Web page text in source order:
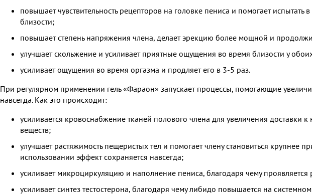
повышает чувствительность рецепторов на головке пениса и помогает испытать
близости;
повышает степень напряжения члена, делает эрекцию более мощной и
улучшает скольжение и усиливает приятные ощущения во время близости у
усиливает ощущения во время оргазма и продляет его в 3-5 раз.
При регулярном применении гель «Фараон» запускает процессы, помогающие
навсегда. Как это происходит:
усиливается кровоснабжение тканей полового члена для увеличения доставки
веществ;
улучшает растяжимость пещеристых тел и помогает члену становиться крупнее
использовании эффект сохраняется навсегда;
усиливает микроциркуляцию и наполнение пениса, благодаря чему проявляется
усиливает синтез тестостерона, благодаря чему либидо повышается на